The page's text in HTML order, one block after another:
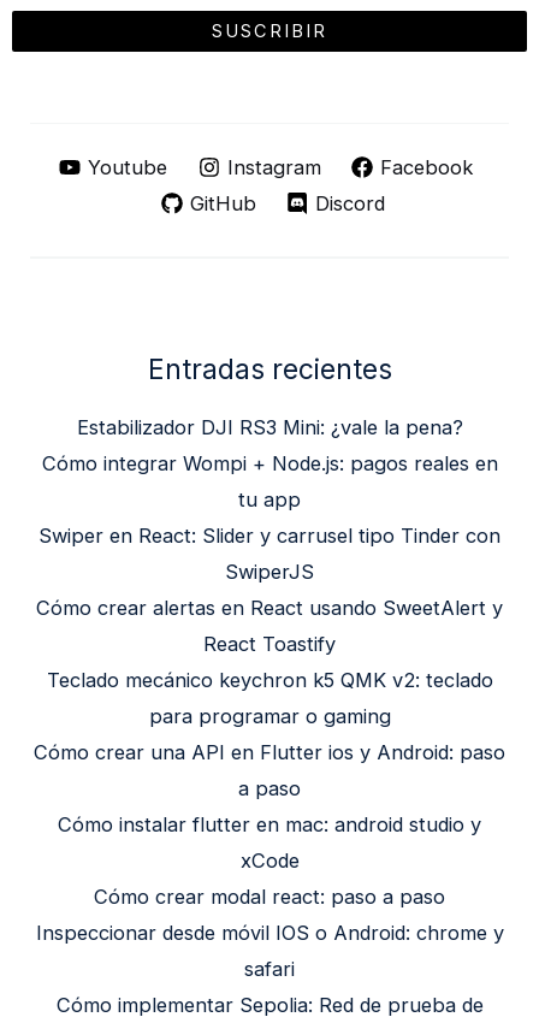
Youtube Instagram
Facebook
GitHub
Discord
Entradas recientes
Estabilizador DJI RS3 Mini: ¿vale la pena?
Cómo integrar Wompi + Node.js: pagos reales en
tu app
Swiper en React: Slider y carrusel tipo Tinder con
SwiperJS
Cómo crear alertas en React usando SweetAlert y
React Toastify
Teclado mecánico keychron k5 QMK v2: teclado
para programar o gaming
Cómo crear una API en Flutter ios y Android: paso
a paso
Cómo instalar flutter en mac: android studio y
xCode
Cómo crear modal react: paso a paso
Inspeccionar desde móvil IOS o Android: chrome y
safari
Cómo implementar Sepolia: Red de prueba de